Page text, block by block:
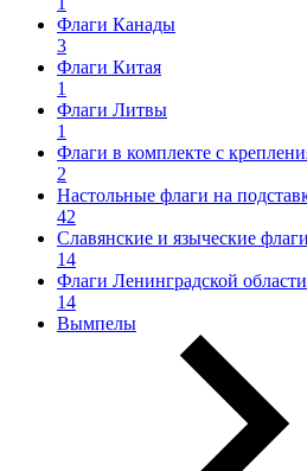
Флаги Канады
3
Флаги Китая
1
Флаги Литвы
1
Флаги в комплекте с
2
Настольные флаги на
42
Славянские и языческие флаги
14
Флаги Ленинградской области
14
Вымпелы